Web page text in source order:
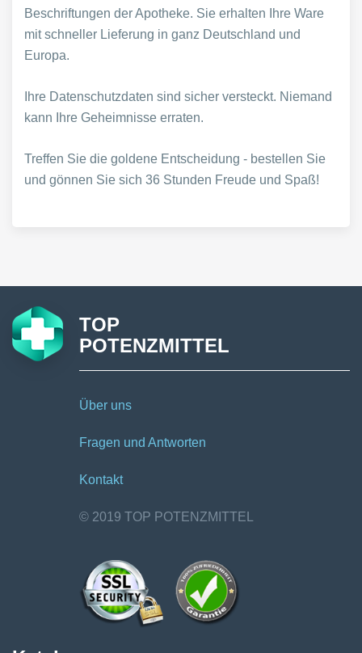
Beschriftungen der Apotheke. Sie erhalten Ihre Ware
mit schneller Lieferung in ganz Deutschland und
Europa.
Ihre Datenschutzdaten sind sicher versteckt. Niemand
kann Ihre Geheimnisse erraten.
Treffen Sie die goldene Entscheidung - bestellen Sie
und gönnen Sie sich 36 Stunden Freude und Spaß!
TOP
POTENZMITTEL
Über uns
Fragen und Antworten
Kontakt
© 2019 TOP POTENZMITTEL